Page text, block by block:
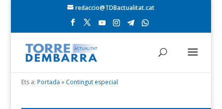
redaccio@TDBactualitat.cat
Ets a: Portada » Contingut especial